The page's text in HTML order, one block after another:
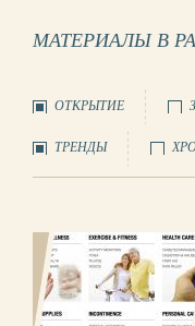
МАТЕРИАЛЫ В
ОТКРЫТИЕ
ТРЕНДЫ